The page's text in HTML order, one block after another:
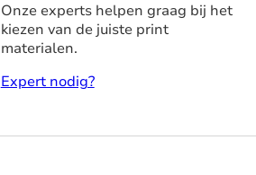
Onze experts helpen graag bij het
kiezen van de juiste print
materialen.
Expert nodig?